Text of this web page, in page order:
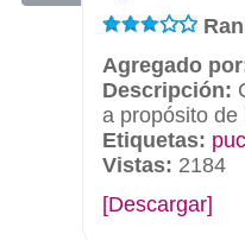
Agregado
Descripción:
a propósito de
Etiquetas:
Vistas: 2184
[Descargar]